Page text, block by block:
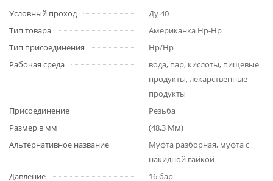
Условный проход
Ду 40
Тип товара
Американка Нр-Нр
Тип присоединения
Нр/Нр
Рабочая среда
вода, пар, кислоты, пищевые
продукты, лекарственные
продукты
Присоединение
Резьба
Размер в мм
(48,3 Мм)
Альтернативное название
Муфта разборная, муфта с
накидной гайкой
Давление
16 бар